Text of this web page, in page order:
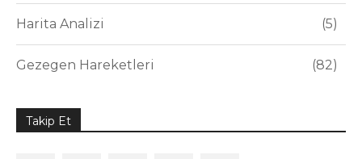
Harita Analizi 5
Gezegen Hareketleri 82
Takip Et